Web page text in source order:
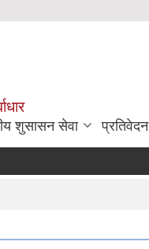
शुसासन सेवा प्रतिवेदन